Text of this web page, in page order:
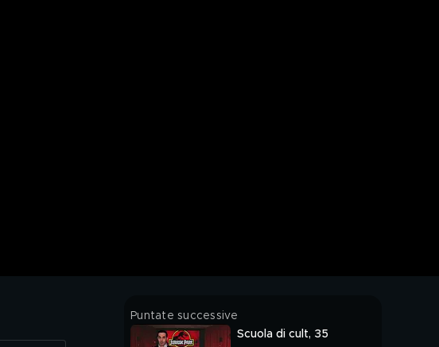
Puntate successive
Scuola di cult, 35